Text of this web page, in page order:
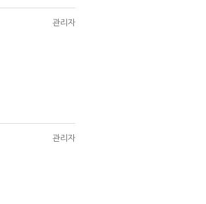
관리자
관리자